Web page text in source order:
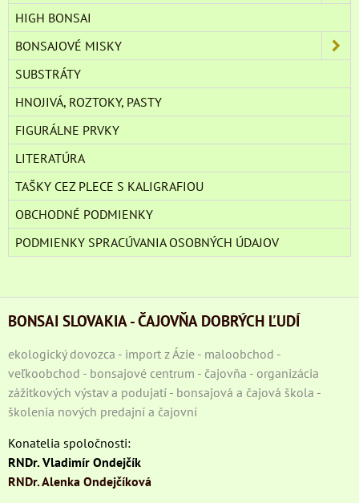
HIGH BONSAI
BONSAJOVÉ MISKY
SUBSTRÁTY
HNOJIVÁ, ROZTOKY, PASTY
FIGURÁLNE PRVKY
LITERATÚRA
TAŠKY CEZ PLECE S KALIGRAFIOU
OBCHODNÉ PODMIENKY
PODMIENKY SPRACÚVANIA OSOBNÝCH ÚDAJOV
BONSAI SLOVAKIA - ČAJOVŇA DOBRÝCH ĽUDÍ
ekologický dovozca - import z Ázie - maloobchod -
veľkoobchod - bonsajové centrum - čajovňa - organizácia
zážitkových výstav a podujatí - bonsajová a čajová škola -
školenia nových predajní a čajovní
Konatelia spoločnosti:
RNDr. Vladimír Ondejčík
RNDr. Alenka Ondejčíková